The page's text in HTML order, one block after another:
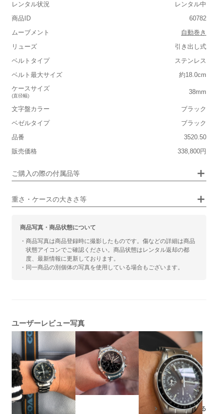
レンタル状況
レンタル中
商品ID
60782
ムーブメント
自動巻き
リューズ
引き出し式
ベルトタイプ
ステンレス
ベルト最大サイズ
約18.0cm
ケースサイズ
(直径幅)
38mm
文字盤カラー
ブラック
ベゼルタイプ
ブラック
品番
3520.50
販売価格
338,800円
ご購入の際の付属品等
重さ・ケースの大きさ等
■重さ(ベルト込み)
■ケースの大きさ
小さい 大きい
■装飾感
カジュアル ビジネス
商品写真・商品状態について
・商品写真は商品登録時に撮影したものです。傷などの詳細は商品
状態アイコンでご確認ください。商品状態はレンタル返却の都
度、最新情報に更新しております。
・同一商品の別個体の写真を使用している場合もございます。
ユーザーレビュー写真
残りの写真もみる